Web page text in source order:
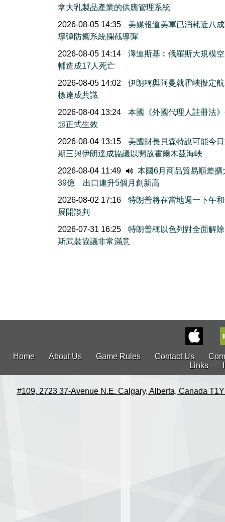
拿大乳製品產業的供應管理系統
2026-08-05 14:35
美媒報道美軍已消耗近八
導彈防禦系統攔截導彈
2026-08-05 14:14
澤連斯基︰俄羅斯大規模
輔造成17人死亡
2026-08-05 14:02
伊朗稱與阿曼就霍峽擬定
標達成共識
2026-08-04 13:24
本國《外國代理人註冊法
起正式生效
2026-08-04 13:15
美國財長貝森特說可能今
期三與伊朗達成協議以開放霍爾木茲海峽
2026-08-04 11:49
本國6月商品貿易順差擴
39億 出口連升5個月創新高
2026-08-02 17:16
特朗普將在當地週一下午
展開談判
2026-07-31 16:25
特朗普稱以色列對全面解
斯武裝協議非常滿意
Home About Us Game Rules Contact Us
Links
#109, 2723 37-Avenue N.E. Calgary, Alberta, Canada